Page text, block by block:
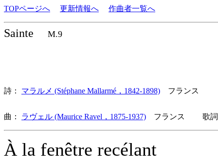
TOPページへ 更新情報へ 作曲者一覧へ
Sainte M.9
詩： マラルメ (Stéphane Mallarmé，1842-1898) フランス
曲： ラヴェル (Maurice Ravel，1875-1937) フランス 歌詞
À la fenêtre recélant